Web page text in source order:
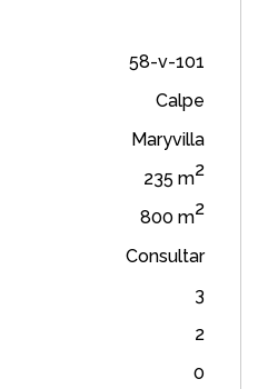
58-v-101
Calpe
Maryvilla
235 m2
800 m2
Consultar
3
2
0